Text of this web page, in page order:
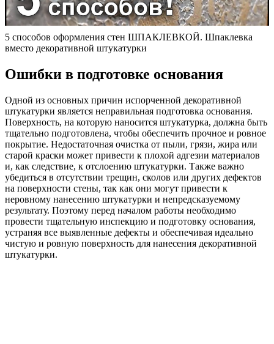
5 способов оформления стен ШПАКЛЕВКОЙ. Шпаклевка
вместо декоративной штукатурки
Ошибки в подготовке основания
Одной из основных причин испорченной декоративной
штукатурки является неправильная подготовка основания.
Поверхность, на которую наносится штукатурка, должна быть
тщательно подготовлена, чтобы обеспечить прочное и ровное
покрытие. Недостаточная очистка от пыли, грязи, жира или
старой краски может привести к плохой адгезии материалов
и, как следствие, к отслоению штукатурки. Также важно
убедиться в отсутствии трещин, сколов или других дефектов
на поверхности стены, так как они могут привести к
неровному нанесению штукатурки и непредсказуемому
результату. Поэтому перед началом работы необходимо
провести тщательную инспекцию и подготовку основания,
устраняя все выявленные дефекты и обеспечивая идеально
чистую и ровную поверхность для нанесения декоративной
штукатурки.